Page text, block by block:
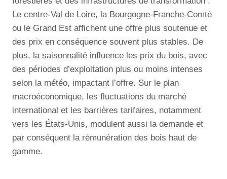
Le centre-Val de Loire, la Bourgogne-Franche-Comté
ou le Grand Est affichent une offre plus soutenue et
des prix en conséquence souvent plus stables. De
plus, la saisonnalité influence les prix du bois, avec
des périodes d’exploitation plus ou moins intenses
selon la météo, impactant l’offre. Sur le plan
macroéconomique, les fluctuations du marché
international et les barrières tarifaires, notamment
vers les États-Unis, modulent aussi la demande et
par conséquent la rémunération des bois haut de
gamme.